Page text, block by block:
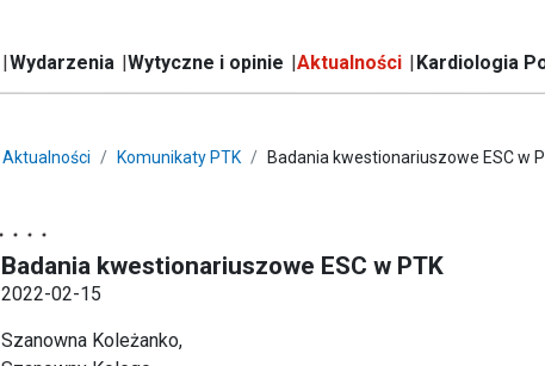
Wydarzenia Wytyczne i opinie Aktualności Kardiologia
Aktualności Komunikaty PTK Badania kwestionariuszowe ESC w
Badania kwestionariuszowe ESC w PTK
2022-02-15
Szanowna Koleżanko,